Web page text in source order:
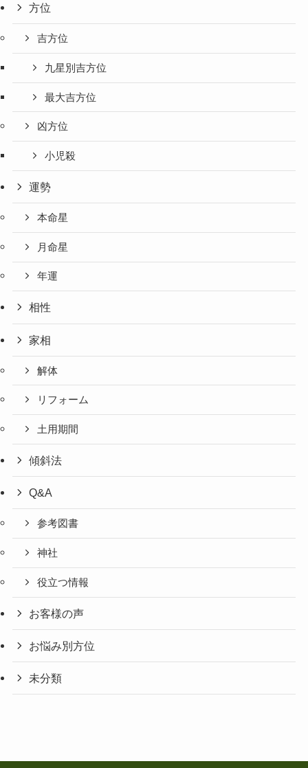
方位
吉方位
九星別吉方位
最大吉方位
凶方位
小児殺
運勢
本命星
月命星
年運
相性
家相
解体
リフォーム
土用期間
傾斜法
Q&A
参考図書
神社
役立つ情報
お客様の声
お悩み別方位
未分類